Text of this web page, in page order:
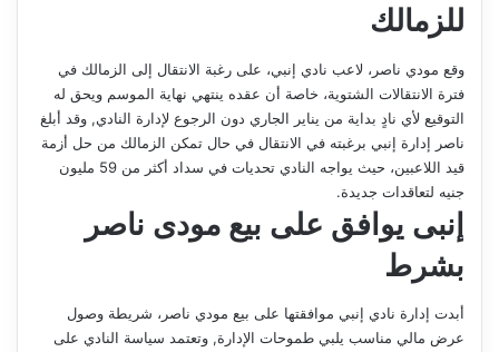
للزمالك
وقع مودي ناصر، لاعب نادي إنبي، على رغبة الانتقال إلى الزمالك في
فترة الانتقالات الشتوية، خاصة أن عقده ينتهي نهاية الموسم ويحق له
التوقيع لأي نادٍ بداية من يناير الجاري دون الرجوع لإدارة النادي, وقد أبلغ
ناصر إدارة إنبي برغبته في الانتقال في حال تمكن الزمالك من حل أزمة
قيد اللاعبين، حيث يواجه النادي تحديات في سداد أكثر من 59 مليون
جنيه لتعاقدات جديدة.
إنبى يوافق على بيع مودى ناصر
بشرط
أبدت إدارة نادي إنبي موافقتها على بيع مودي ناصر، شريطة وصول
عرض مالي مناسب يلبي طموحات الإدارة, وتعتمد سياسة النادي على